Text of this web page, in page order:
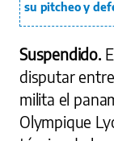
su pitcheo y
Suspendido.
disputar
milita el
Olympique